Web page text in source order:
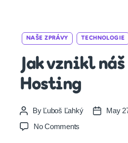
NAŠE ZPRÁVY TECHNOLOGIE
Jak vznikl
Hosting
Post
author
By Ľuboš Ľahký
PostMay
No Comments